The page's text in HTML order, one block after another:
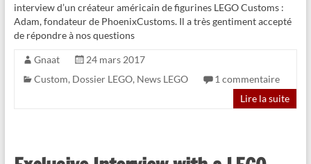
interview d’un créateur américain de figurines LEGO Customs :
Adam, fondateur de PhoenixCustoms. Il a très gentiment accepté
de répondre à nos questions
Gnaat
24 mars 2017
Custom, Dossier LEGO, News LEGO
1 commentaire
Lire la suite